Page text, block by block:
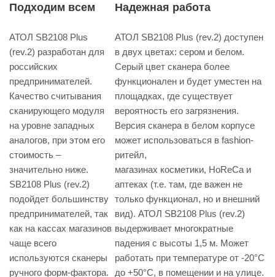
Подходим всем
АТОЛ SB2108 Plus
(rev.2) разработан для
российских
предпринимателей.
Качество считывания
сканирующего модуля
на уровне западных
аналогов, при этом его
стоимость –
значительно ниже.
SB2108 Plus (rev.2)
подойдет большинству
предпринимателей, так
как на кассах магазинов
чаще всего
используются сканеры
ручного форм-фактора.
Надежная работа
АТОЛ SB2108 Plus (rev.2) доступен
в двух цветах: сером и белом.
Серый цвет сканера более
функционален и будет уместен на
площадках, где существует
вероятность его загрязнения.
Версия сканера в белом корпусе
может использоваться в fashion-
ритейл,
магазинах косметики, HoReCa и
аптеках (т.е. там, где важен не
только функционал, но и внешний
вид). АТОЛ SB2108 Plus (rev.2)
выдерживает многократные
падения с высоты 1,5 м. Может
работать при температуре от -20°С
до +50°С, в помещении и на улице.